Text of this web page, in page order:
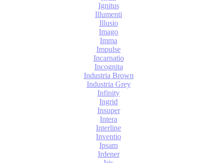
Ignitus
Illumenti
Illusio
Imago
Imma
Impulse
Incarnatio
Incognita
Industria Brown
Industria Grey
Infinity
Ingrid
Insuper
Intera
Interline
Inventio
Ipsam
Irdener